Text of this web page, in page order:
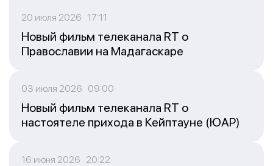
20 июля 2026 17:11
Новый фильм телеканала RT о
Православии на Мадагаскаре
03 июля 2026 09:00
Новый фильм телеканала RT о
настоятеле прихода в Кейптауне (ЮАР)
16 июня 2026 20:22